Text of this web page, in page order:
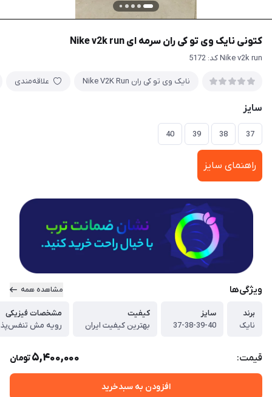
کتونی نایک وی تو کی ران سرمه ای Nike v2k run
Nike v2k run کد: 5172
نایک وی تو کی ران Nike V2K Run علاقه‌مندی
سایز
37
38
39
40
راهنمای سایز
ویژگی‌ها مشاهده همه
برند
نایک
سایز
37-38-39-40
کیفیت
بهترین کیفیت ایران
مشخصات فیزیکی
رویه مش
قیمت: 5,400,000تومان
افزودن به سبدخرید